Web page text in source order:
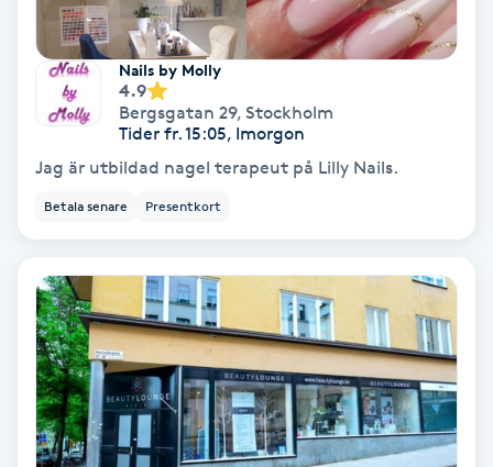
Kemisk peeling
Keratinbehandling
Kinesiologi
Kinesisk medicin
Kiropraktik
Klangmassage
Klippning
Nails by Molly
4.9
Bergsgatan 29, Stockholm
Tider fr. 15:05, Imorgon
Jag är utbildad nagel terapeut på Lilly Nails.
Betala senare Presentkort